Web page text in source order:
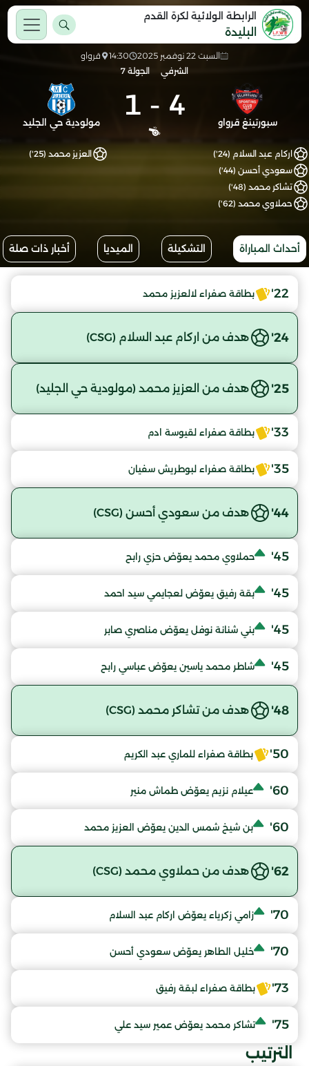
الرابطة الولائية لكرة القدم
البليدة
السبت 22 نوفمبر 2025 14:30
قرواو
الشرفي
الجولة 7
سبورتينغ قرواو 4
-
1 مولودية حي الجليد
اركام عبد السلام (24')
سعودي أحسن (44')
تشاكر محمد (48')
حملاوي محمد (62')
العزيز محمد (25')
أحداث المباراة التشكيلة الميديا أخبار ذات صلة
22' بطاقة صفراء لالعزيز محمد
24' هدف من اركام عبد السلام (CSG)
25' هدف من العزيز محمد (مولودية حي الجليد)
33' بطاقة صفراء لقيوسة ادم
35' بطاقة صفراء لبوطريش سفيان
44' هدف من سعودي أحسن (CSG)
45' حملاوي محمد يعوّض حزي رابح
45' بقة رفيق يعوّض لعجايمي سيد احمد
45' بني شنانة نوفل يعوّض مناصري صابر
45' شاطر محمد ياسين يعوّض عباسي رابح
48' هدف من تشاكر محمد (CSG)
50' بطاقة صفراء للماري عبد الكريم
60' عيلام نزيم يعوّض طماش منير
60' بن شيخ شمس الدين يعوّض العزيز محمد
62' هدف من حملاوي محمد (CSG)
70' زامي زكرياء يعوّض اركام عبد السلام
70' خليل الطاهر يعوّض سعودي أحسن
73' بطاقة صفراء لبقة رفيق
75' تشاكر محمد يعوّض عمير سيد علي
الترتيب